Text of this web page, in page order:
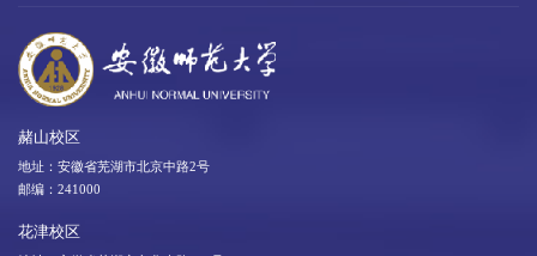
赭山校区
地址：安徽省芜湖市北京中路2号
邮编：241000
花津校区